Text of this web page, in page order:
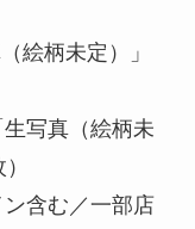
絵柄未定）」
写真（絵柄未
含む／一部店